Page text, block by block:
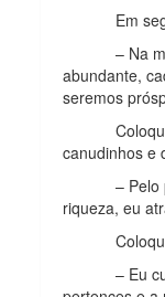
Em
– Na
abundante,
seremos
Coloque
canudinhos e
– Pelo
riqueza, eu
Coloque a
– Eu